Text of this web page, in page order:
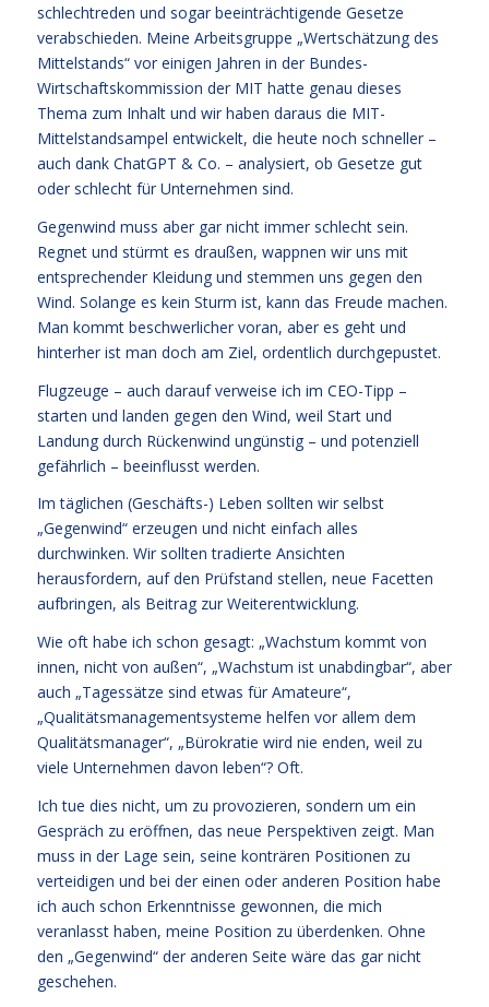
schlechtreden und sogar beeinträchtigende Gesetze
verabschieden. Meine Arbeitsgruppe „Wertschätzung des
Mittelstands“ vor einigen Jahren in der Bundes-
Wirtschaftskommission der MIT hatte genau dieses
Thema zum Inhalt und wir haben daraus die MIT-
Mittelstandsampel entwickelt, die heute noch schneller –
auch dank ChatGPT & Co. – analysiert, ob Gesetze gut
oder schlecht für Unternehmen sind.
Gegenwind muss aber gar nicht immer schlecht sein.
Regnet und stürmt es draußen, wappnen wir uns mit
entsprechender Kleidung und stemmen uns gegen den
Wind. Solange es kein Sturm ist, kann das Freude machen.
Man kommt beschwerlicher voran, aber es geht und
hinterher ist man doch am Ziel, ordentlich durchgepustet.
Flugzeuge – auch darauf verweise ich im CEO-Tipp –
starten und landen gegen den Wind, weil Start und
Landung durch Rückenwind ungünstig – und potenziell
gefährlich – beeinflusst werden.
Im täglichen (Geschäfts-) Leben sollten wir selbst
„Gegenwind“ erzeugen und nicht einfach alles
durchwinken. Wir sollten tradierte Ansichten
herausfordern, auf den Prüfstand stellen, neue Facetten
aufbringen, als Beitrag zur Weiterentwicklung.
Wie oft habe ich schon gesagt: „Wachstum kommt von
innen, nicht von außen“, „Wachstum ist unabdingbar“, aber
auch „Tagessätze sind etwas für Amateure“,
„Qualitätsmanagementsysteme helfen vor allem dem
Qualitätsmanager“, „Bürokratie wird nie enden, weil zu
viele Unternehmen davon leben“? Oft.
Ich tue dies nicht, um zu provozieren, sondern um ein
Gespräch zu eröffnen, das neue Perspektiven zeigt. Man
muss in der Lage sein, seine konträren Positionen zu
verteidigen und bei der einen oder anderen Position habe
ich auch schon Erkenntnisse gewonnen, die mich
veranlasst haben, meine Position zu überdenken. Ohne
den „Gegenwind“ der anderen Seite wäre das gar nicht
geschehen.